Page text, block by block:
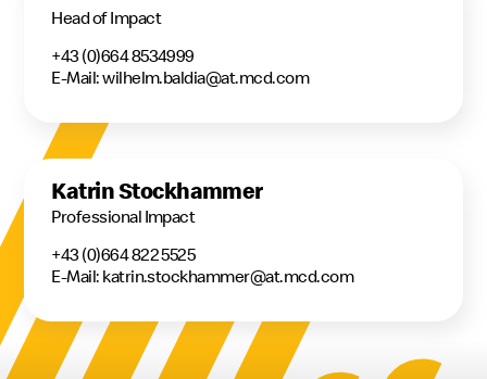
Head of Impact
+43 (0)664 8534999
E-Mail: wilhelm.baldia@at.mcd.com
Katrin Stockhammer
Professional Impact
+43 (0)664 822 5525
E-Mail: katrin.stockhammer@at.mcd.com